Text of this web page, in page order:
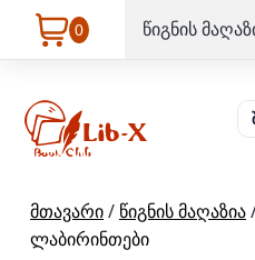
0 წიგნის
მთავარი/ წიგნის მაღაზია
ლაბირინთები